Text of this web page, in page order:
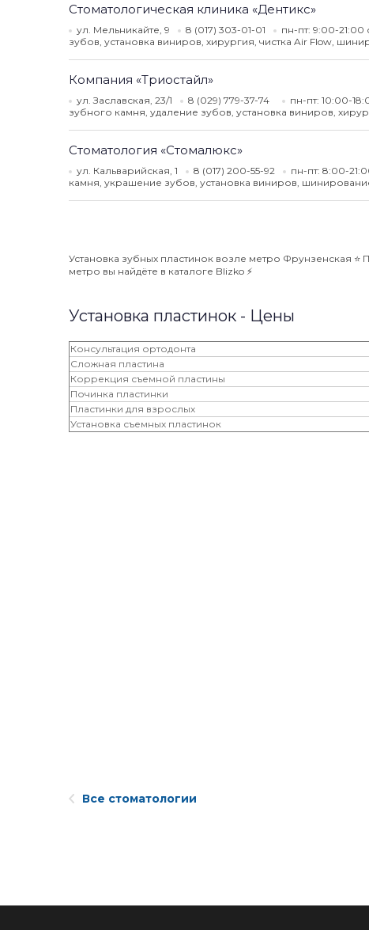
Стоматологическая клиника «Дентикс»
ул. Мельникайте, 9 8 (017) 303-01-01 пн-пт: 9:00-21:00
зубов, установка виниров, хирургия, чистка Air Flow,
Компания «Триостайл»
ул. Заславская, 23/1 8 (029) 779-37-74 пн-пт: 10:00-
зубного камня, удаление зубов, установка виниров,
Стоматология «Стомалюкс»
ул. Кальварийская, 1 8 (017) 200-55-92 пн-пт: 8:00-
камня, украшение зубов, установка виниров,
Установка зубных пластинок возле метро Фрунзенская
метро вы найдёте в каталоге Blizko ⚡️
Установка пластинок - Цены
Консультация ортодонта
Сложная пластина
Коррекция съемной пластины
Починка пластинки
Пластинки для взрослых
Установка съемных пластинок
Все стоматологии